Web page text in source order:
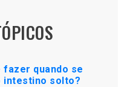
fazer quando se
intestino solto?